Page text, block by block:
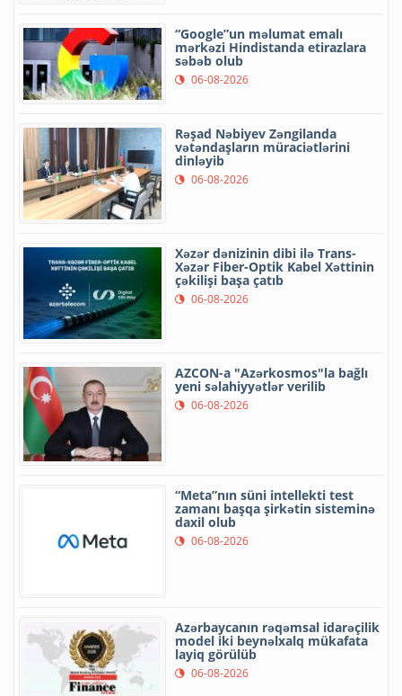
“Google”un məlumat emalı
mərkəzi Hindistanda etirazlara
səbəb olub
06-08-2026
Rəşad Nəbiyev Zəngilanda
vətəndaşların müraciətlərini
dinləyib
06-08-2026
Xəzər dənizinin dibi ilə Trans-
Xəzər Fiber-Optik Kabel Xəttinin
çəkilişi başa çatıb
06-08-2026
AZCON-a "Azərkosmos"la bağlı
yeni səlahiyyətlər verilib
06-08-2026
“Meta”nın süni intellekti test
zamanı başqa şirkətin sisteminə
daxil olub
06-08-2026
Azərbaycanın rəqəmsal idarəçilik
model iki beynəlxalq mükafata
layiq görülüb
06-08-2026